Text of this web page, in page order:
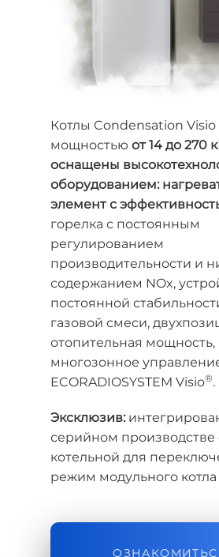
Котлы Condensation Visio
мощностью от 14 до 270
оснащены
оборудованием:
элемент с
горелка с постоянным
регулированием
производительности и
содержанием NOx,
постоянной
газовой смеси,
отопительная мощность,
многозонное
ECORADIOSYSTEM Visio®.
Эксклюзив:
серийном производстве
котельной для
режим модульного котла